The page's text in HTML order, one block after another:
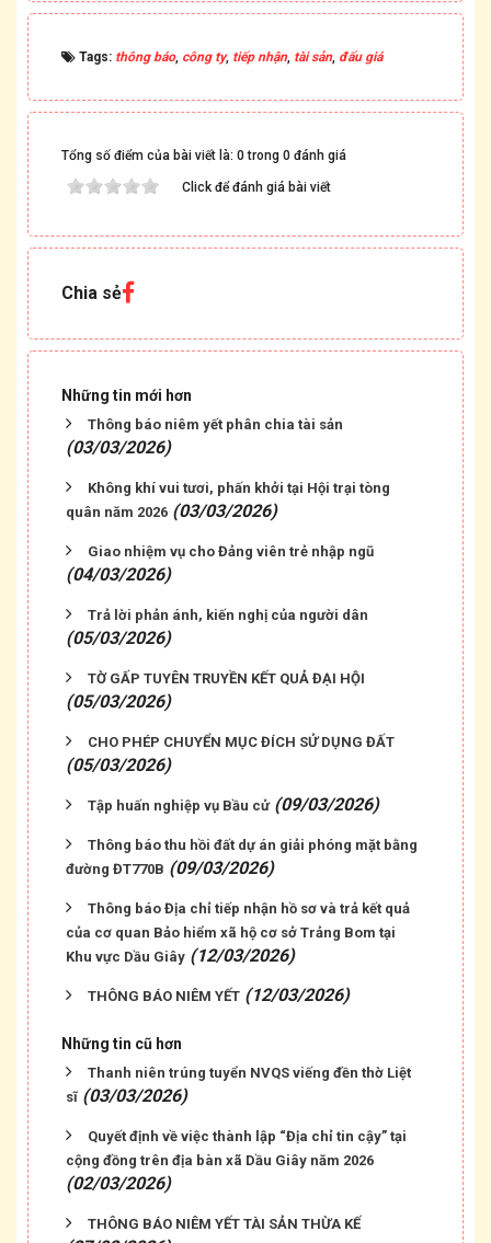
Tags: thông báo, công ty, tiếp nhận, tài sản, đấu giá
Tổng số điểm của bài viết là: 0 trong 0 đánh giá
Click để đánh giá bài viết
Chia sẻ
Những tin mới hơn
Thông báo niêm yết phân chia tài sản
(03/03/2026)
Không khí vui tươi, phấn khởi tại Hội trại tòng
quân năm 2026 (03/03/2026)
Giao nhiệm vụ cho Đảng viên trẻ nhập ngũ
(04/03/2026)
Trả lời phản ánh, kiến nghị của người dân
(05/03/2026)
TỜ GẤP TUYÊN TRUYỀN KẾT QUẢ ĐẠI HỘI
(05/03/2026)
CHO PHÉP CHUYỂN MỤC ĐÍCH SỬ DỤNG ĐẤT
(05/03/2026)
Tập huấn nghiệp vụ Bầu cử (09/03/2026)
Thông báo thu hồi đất dự án giải phóng mặt bằng
đường ĐT770B (09/03/2026)
Thông báo Địa chỉ tiếp nhận hồ sơ và trả kết quả
của cơ quan Bảo hiểm xã hộ cơ sở Trảng Bom tại
Khu vực Dầu Giây (12/03/2026)
THÔNG BÁO NIÊM YẾT (12/03/2026)
Những tin cũ hơn
Thanh niên trúng tuyển NVQS viếng đền thờ Liệt
sĩ (03/03/2026)
Quyết định về việc thành lập “Địa chỉ tin cậy” tại
cộng đồng trên địa bàn xã Dầu Giây năm 2026
(02/03/2026)
THÔNG BÁO NIÊM YẾT TÀI SẢN THỪA KẾ